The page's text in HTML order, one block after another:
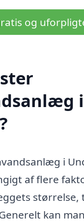
og
i
i
af flere
størrelse,
kan